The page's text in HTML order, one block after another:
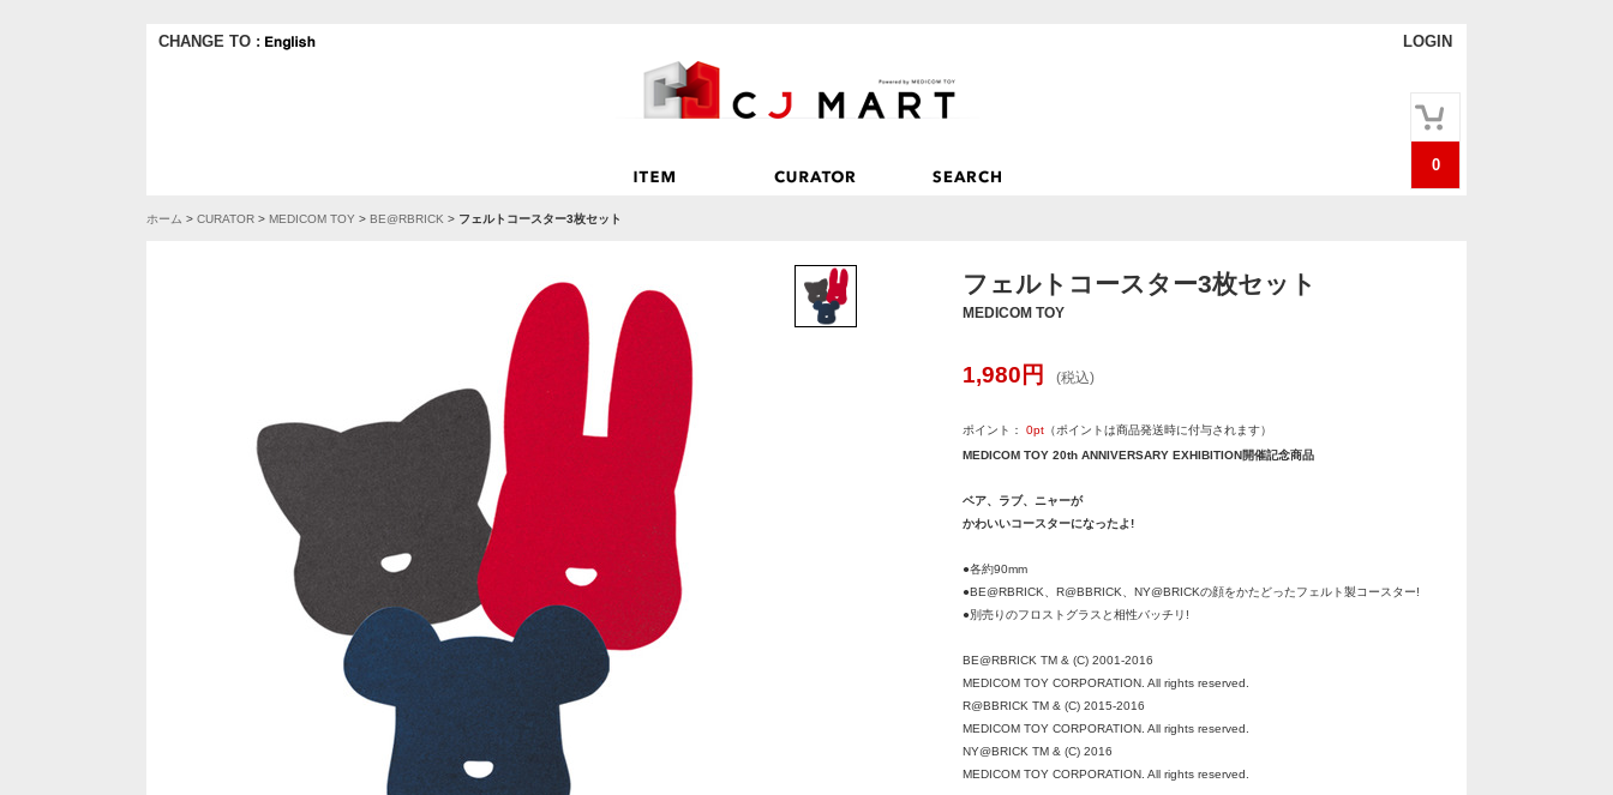
CHANGE TO : LOGIN
0
ホーム > CURATOR > MEDICOM TOY > BE@RBRICK > フェルトコースター3枚セット
フェルトコースター3枚セット
MEDICOM TOY
1,980 円 (税込)
ポイント： 0pt （ポイントは商品発送時に付与されます）
MEDICOM TOY 20th ANNIVERSARY EXHIBITION開催記念商品
ベア、ラブ、ニャーが
かわいいコースターになったよ!
●各約90mm
●BE@RBRICK、R@BBRICK、NY@BRICKの顔をかたどったフェルト製コースター!
●別売りのフロストグラスと相性バッチリ!
BE@RBRICK TM & (C) 2001-2016
MEDICOM TOY CORPORATION. All rights reserved.
R@BBRICK TM & (C) 2015-2016
MEDICOM TOY CORPORATION. All rights reserved.
NY@BRICK TM & (C) 2016
MEDICOM TOY CORPORATION. All rights reserved.